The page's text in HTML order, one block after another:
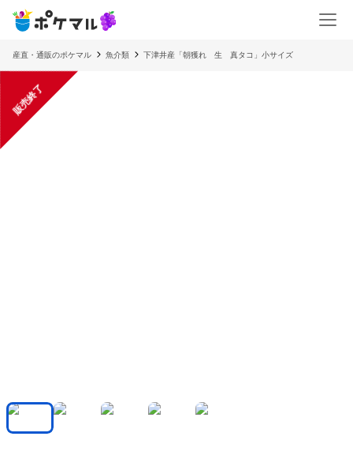
産直・通販のポケマル 魚介類 下津井産「朝獲れ 生 真タコ」小サイズ
販売終了